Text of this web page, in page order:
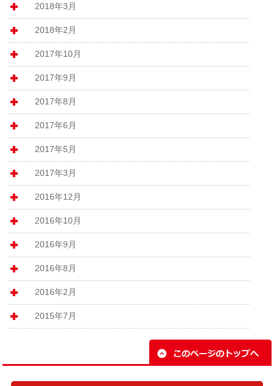
2018年3月
2018年2月
2017年10月
2017年9月
2017年8月
2017年6月
2017年5月
2017年3月
2016年12月
2016年10月
2016年9月
2016年8月
2016年2月
2015年7月